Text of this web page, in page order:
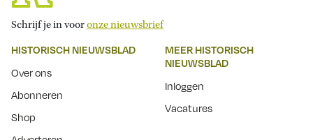
Schrijf je in vooronze nieuwsbrief
HISTORISCH NIEUWSBLAD
Over ons
Abonneren
Shop
MEER HISTORISCH
NIEUWSBLAD
Inloggen
Vacatures